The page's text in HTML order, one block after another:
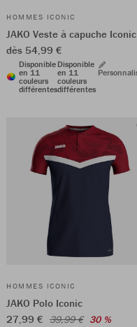
HOMMES ICONIC
JAKO Veste à capuche Iconic
dès 54,99 €
Disponible
en 11
couleurs
différentes
Disponible
en 11
couleurs
différentes
HOMMES ICONIC
JAKO Polo Iconic
27,99 € 39,99 € 30 %